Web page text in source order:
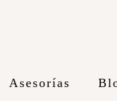
Asesorías